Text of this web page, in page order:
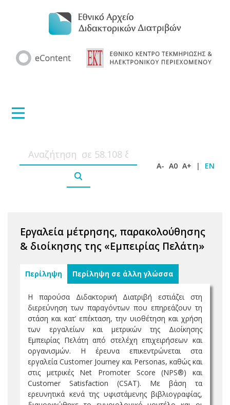
A- A0 A+ | EN
Εργαλεία μέτρησης, παρακολούθησης
& διοίκησης της «Εμπειρίας Πελάτη»
Περίληψη Περίληψη σε άλλη γλώσσα
Η παρούσα Διδακτορική Διατριβή εστιάζει στη
διερεύνηση των παραγόντων που επηρεάζουν τη
στάση και κατ’ επέκταση, την υιοθέτηση και χρήση
των εργαλείων και μετρικών της Διοίκησης
Εμπειρίας Πελάτη από στελέχη επιχειρήσεων και
οργανισμών. Η έρευνα επικεντρώνεται στα
εργαλεία Customer Journey και Personas, καθώς και
στις μετρικές Net Promoter Score (NPS®) και
Customer Satisfaction (CSAT). Με βάση τα
ερευνητικά κενά της υφιστάμενης βιβλιογραφίας,